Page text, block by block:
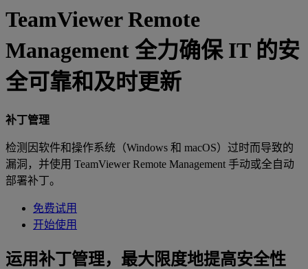
TeamViewer Remote
Management 全力确保 IT 的安
全可靠和及时更新
补丁管理
检测因软件和操作系统（Windows 和 macOS）过时而导致的
漏洞，并使用 TeamViewer Remote Management 手动或全自动
部署补丁。
免费试用
开始使用
运用补丁管理，最大限度地提高安全性